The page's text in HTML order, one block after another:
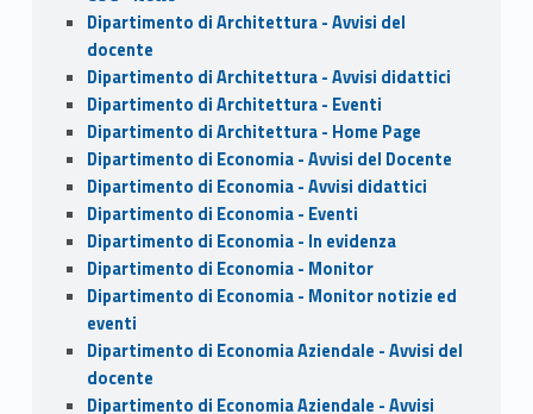
Dipartimento di Architettura - Avvisi del
docente
Dipartimento di Architettura - Avvisi didattici
Dipartimento di Architettura - Eventi
Dipartimento di Architettura - Home Page
Dipartimento di Economia - Avvisi del Docente
Dipartimento di Economia - Avvisi didattici
Dipartimento di Economia - Eventi
Dipartimento di Economia - In evidenza
Dipartimento di Economia - Monitor
Dipartimento di Economia - Monitor notizie ed
eventi
Dipartimento di Economia Aziendale - Avvisi del
docente
Dipartimento di Economia Aziendale - Avvisi